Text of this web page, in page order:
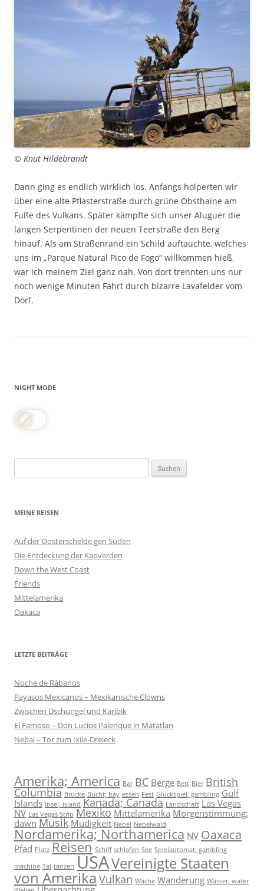
© Knut Hildebrandt
Dann ging es endlich wirklich los. Anfangs holperten wir
über eine alte Pflasterstraße durch grüne Obsthaine am
Fuße des Vulkans. Später kämpfte sich unser Aluguer die
langen Serpentinen der neuen Teerstraße den Berg
hinauf. Als am Straßenrand ein Schild auftauchte, welches
uns im „Parque Natural Pico de Fogo“ willkommen hieß,
war ich meinem Ziel ganz nah. Von dort trennten uns nur
noch wenige Minuten Fahrt durch bizarre Lavafelder vom
Dorf.
NIGHT MODE
nach:
MEINE REISEN
Auf der Oosterschelde gen Süden
Die Entdeckung der Kapverden
Down the West Coast
Friends
Mittelamerika
Oaxaca
LETZTE BEITRÄGE
Noche de Rábanos
Payasos Mexicanos – Mexikanische Clowns
Zwischen Dschungel und Karibik
El Famoso – Don Lucios Palenque in Matatlan
Nebaj – Tor zum Ixile-Dreieck
Amerika; America Bar BC Berge Bett Bier British
Columbia Brücke Bucht; bay essen Fest Glückspiel; gambling Gulf
Islands Insel; island Kanada; Canada Landschaft Las Vegas
NV Las Vegas Strip Mexiko Mittelamerika Morgenstimmung;
dawn Musik Müdigkeit Nebel Nebelwald
Nordamerika; Northamerica NV Oaxaca
Pfad Platz Reisen Schiff schlafen See Spielautomat; gambling
machine Tal tanzen USAVereinigte Staaten
von Amerika Vulkan Wache Wanderung Wasser; water